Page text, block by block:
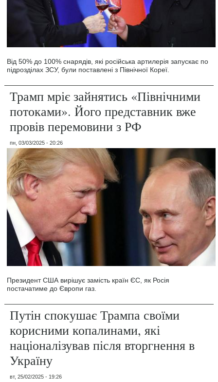
Від 50% до 100% снарядів, які російська артилерія запускає по
підрозділах ЗСУ, були поставлені з Північної Кореї.
Трамп мріє зайнятись «Північними
потоками». Його представник вже
провів перемовини з РФ
пн, 03/03/2025 - 20:26
Президент США вирішує замість країн ЄС, як Росія
постачатиме до Європи газ.
Путін спокушає Трампа своїми
корисними копалинами, які
націоналізував після вторгнення в
Україну
вт, 25/02/2025 - 19:26